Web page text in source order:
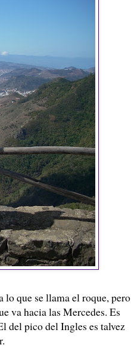
lo que se llama el roque, pero
va hacia las Mercedes. Es
del pico del Ingles es talvez